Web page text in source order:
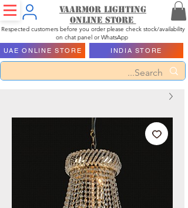
Vaarmor Lighting
ONLINE STORE
Respected customers before you order please check stock/availability
on chat panel or WhatsApp
UAE ONLINE STORE INDIA STORE